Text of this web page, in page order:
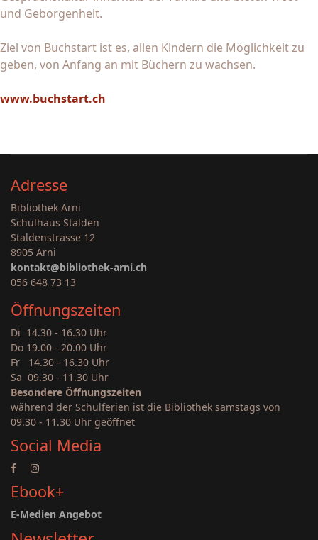
und Geborgenheit.
Ziel von Buchstart ist es, allen Kindern die Möglichkeit zu
geben, von Anfang an mit Büchern zu wachsen.
www.buchstart.ch
Adresse
Bibliothek Arni
Schulhaus Stalden
Staldenstrasse 12
8905 Arni
kontakt@bibliothek-arni.ch
056 648 73 13
Öffnungszeiten
Di 14.30 - 16.30 Uhr
Do 19.00 - 20.00 Uhr
Fr 14.30 - 16.30 Uhr
Sa 09.30 - 11.30 Uhr
Besondere Öffnungszeiten
während der Schulferien ist die Bibliothek samstags von
09.30 - 11.30 Uhr geöffnet
Social Media
Ebook+
E-Medien Angebot